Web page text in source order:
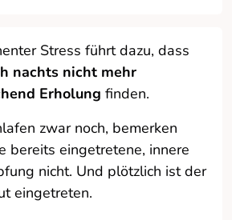
Stress führt dazu, dass
nachts nicht mehr
Erholung finden.
zwar noch, bemerken
bereits eingetretene, innere
nicht. Und plötzlich ist der
eingetreten.